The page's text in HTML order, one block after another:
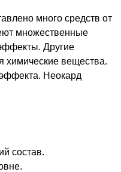
много средств от
множественные
Другие
химические вещества.
Неокард
состав.